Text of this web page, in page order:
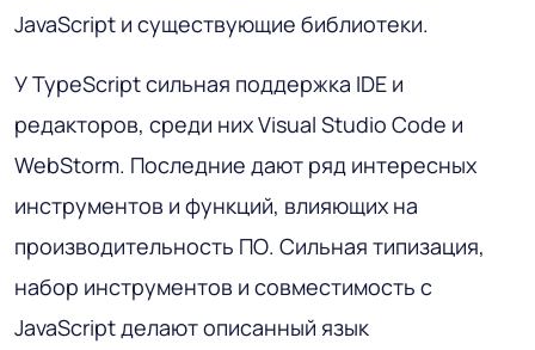
JavaScript и существующие библиотеки.
У TypeScript сильная поддержка IDE и
редакторов, среди них Visual Studio Code и
WebStorm. Последние дают ряд интересных
инструментов и функций, влияющих на
производительность ПО. Сильная типизация,
набор инструментов и совместимость с
JavaScript делают описанный язык